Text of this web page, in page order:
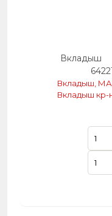
Вкладыш
Вкладыш,
Вкладыш